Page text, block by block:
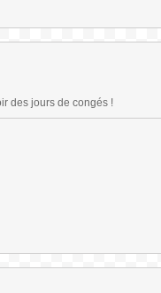
des jours de congés !